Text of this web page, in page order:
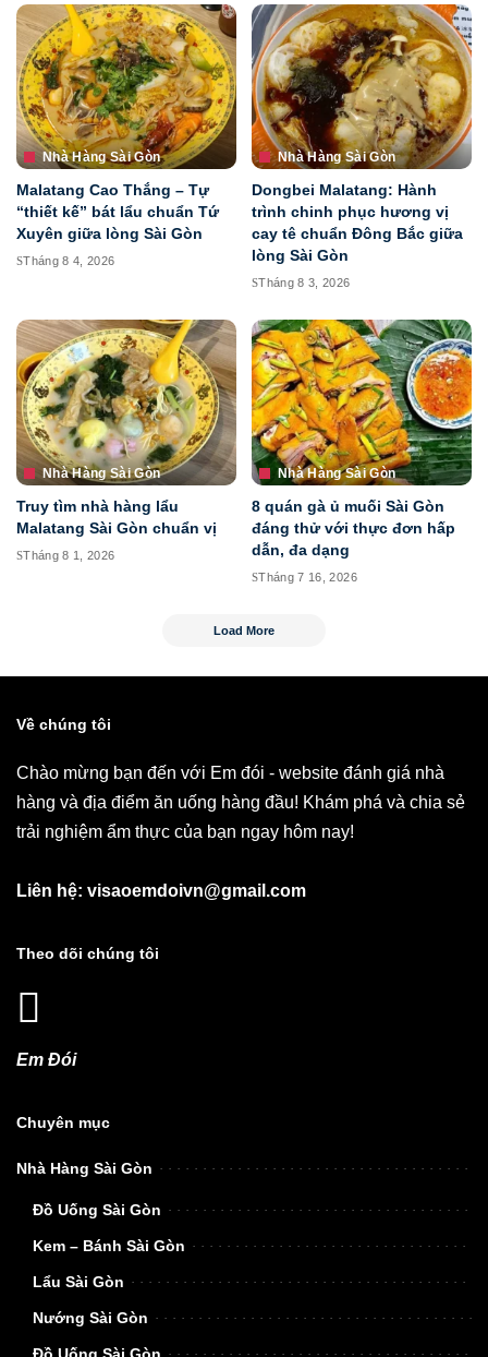
Nhà Hàng Sài Gòn
Malatang Cao Thắng – Tự
“thiết kế” bát lẩu chuẩn Tứ
Xuyên giữa lòng Sài Gòn
Tháng 8 4, 2026
Nhà Hàng Sài Gòn
Dongbei Malatang: Hành
trình chinh phục hương vị
cay tê chuẩn Đông Bắc giữa
lòng Sài Gòn
Tháng 8 3, 2026
Nhà Hàng Sài Gòn
Truy tìm nhà hàng lẩu
Malatang Sài Gòn chuẩn vị
Tháng 8 1, 2026
Nhà Hàng Sài Gòn
8 quán gà ủ muối Sài Gòn
đáng thử với thực đơn hấp
dẫn, đa dạng
Tháng 7 16, 2026
Load More
Về chúng tôi
Chào mừng bạn đến với Em đói - website đánh giá nhà
hàng và địa điểm ăn uống hàng đầu! Khám phá và chia sẻ
trải nghiệm ẩm thực của bạn ngay hôm nay!
Liên hệ: visaoemdoivn@gmail.com
Theo dõi chúng tôi
Em Đói
Chuyên mục
Nhà Hàng Sài Gòn
Đồ Uống Sài Gòn
Kem – Bánh Sài Gòn
Lẩu Sài Gòn
Nướng Sài Gòn
Đồ Uống Sài Gòn